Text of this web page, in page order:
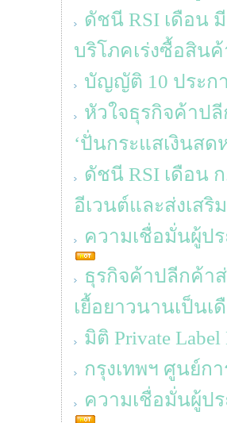
ดัชนี RSI เดือน
บริโภคเร่งซื้อสิน
บัญญัติ 10 ประกา
หัวใจธุรกิจค้าป
‘ปั่นกระแสเงินสด
ดัชนี RSI เดือน
อีเวนต์และส่งเส
ความเชื่อมั่นผู้ป
ธุรกิจค้าปลีกค้า
เยื้อยาวนานเป็นเ
มิติ Private
กรุงเทพฯ ศูนย์ก
ความเชื่อมั่นผู้ป